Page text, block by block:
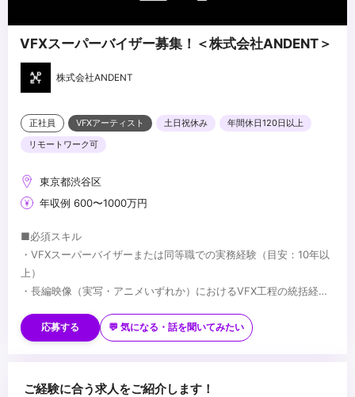
VFXスーパーバイザー募集！＜株式会社ANDENT＞
株式会社ANDENT
正社員 VFXアーティスト 土日祝休み
年間休日120日以上
リモートワーク可
東京都渋谷区
年収例 600〜1000万円
■必須スキル
・VFXスーパーバイザーまたは同等職での実務経験（目安：10年以
上）
・長編映像（実写・アニメいずれか）におけるVFX工程の統括経験
・国内外プロダクションとの協業経験
・Houdini／Nuke 等、主要VFXツールの深い知識
・実写・アニメ双方のVFX経験
■求める人物像
応募する 💬 気になる・話を聞いてみたい
ご経験に合う求人をご紹介します！